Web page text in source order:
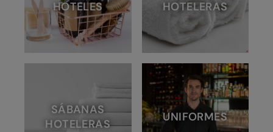
HOTELES
HOTELERAS
SÁBANAS
HOTELERAS
UNIFORMES